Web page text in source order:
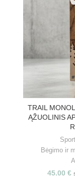
TRAIL
ĄŽUOLINIS
Bėgimo ir
45.00€